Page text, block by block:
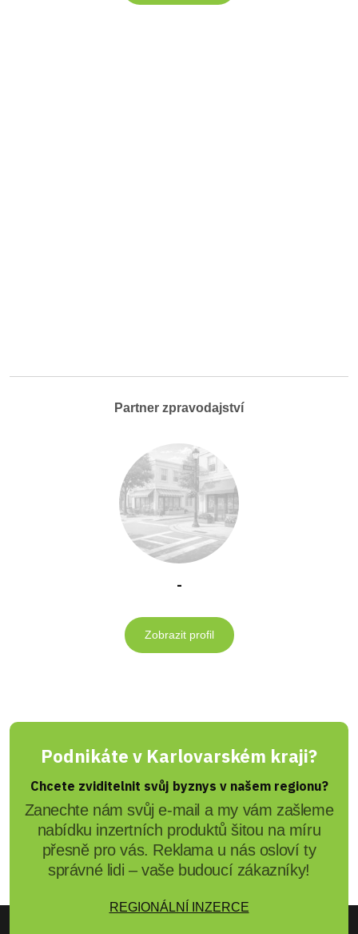
Partner zpravodajství
-
Zobrazit profil
Podnikáte v Karlovarském kraji?
Chcete zviditelnit svůj byznys v našem regionu?
Zanechte nám svůj e-mail a my vám zašleme
nabídku inzertních produktů šitou na míru
přesně pro vás. Reklama u nás osloví ty
správné lidi – vaše budoucí zákazníky!
REGIONÁLNÍ INZERCE